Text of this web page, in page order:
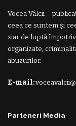
Vocea Vâlcii –
ceea ce suntem și
ziar de luptă
organizate,
abuzurilor.
E-mail:
Parteneri Media